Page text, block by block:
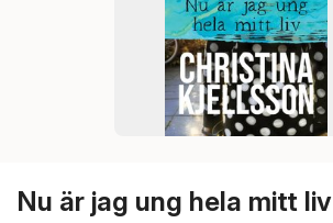
Nu är jag ung hela mitt liv